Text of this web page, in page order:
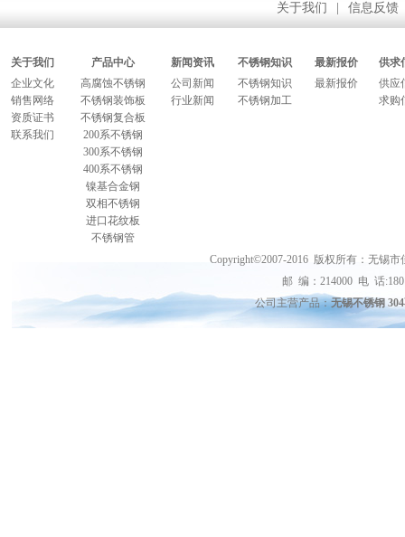
关于我们 信息反馈
关于我们 产品中心 新闻资讯 不锈钢知识 最新报价
供求
企业文化
销售网络
资质证书
联系我们
高腐蚀不锈钢
不锈钢装饰板
不锈钢复合板
200系不锈钢
300系不锈钢
400系不锈钢
镍基合金钢
双相不锈钢
进口花纹板
不锈钢管
公司新闻
行业新闻
不锈钢知识
不锈钢加工
最新报价
供应
求购
Copyright©2007-2016 版权所有：无锡
邮 编：214000 电 话
公司主营产品：无锡不锈钢